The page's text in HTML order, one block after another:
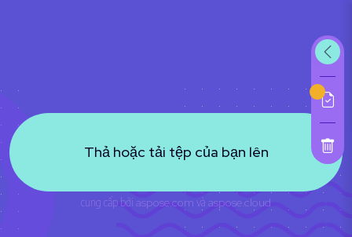
Thả hoặc tải tệp của bạn lên
cung cấp bởi aspose.com và aspose.cloud